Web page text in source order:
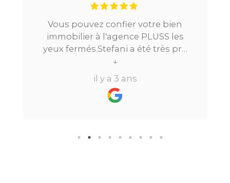
Vous pouvez confier votre bien
immobilier à l'agence PLUSS les
yeux fermés.Stefani a été très pro
tout au long du processus.Très
réactive, elle a su répondre à
toutes mes questions en moins de
24h par email ou par
supplémentaire est très bien
↓
il y a 3 ans